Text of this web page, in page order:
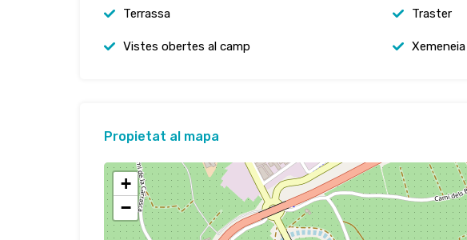
Terrassa Traster
Vistes obertes al camp Xemeneia
Propietat al mapa
+
−